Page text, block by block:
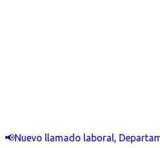
📢Nuevo llamado laboral,